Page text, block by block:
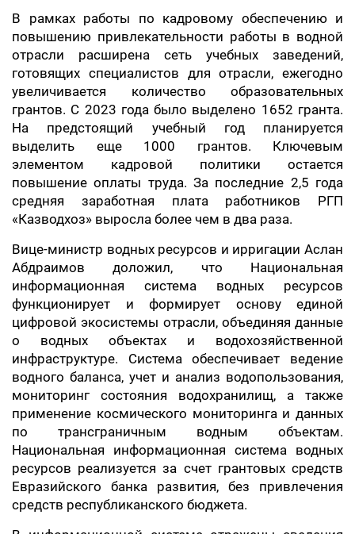
В рамках работы по кадровому обеспечению и
повышению привлекательности работы в водной
отрасли расширена сеть учебных заведений,
готовящих специалистов для отрасли, ежегодно
увеличивается количество образовательных
грантов. С 2023 года было выделено 1652 гранта.
На предстоящий учебный год планируется
выделить еще 1000 грантов. Ключевым
элементом кадровой политики остается
повышение оплаты труда. За последние 2,5 года
средняя заработная плата работников РГП
«Казводхоз» выросла более чем в два раза.
Вице-министр водных ресурсов и ирригации Аслан
Абдраимов доложил, что Национальная
информационная система водных ресурсов
функционирует и формирует основу единой
цифровой экосистемы отрасли, объединяя данные
о водных объектах и водохозяйственной
инфраструктуре. Система обеспечивает ведение
водного баланса, учет и анализ водопользования,
мониторинг состояния водохранилищ, а также
применение космического мониторинга и данных
по трансграничным водным объектам.
Национальная информационная система водных
ресурсов реализуется за счет грантовых средств
Евразийского банка развития, без привлечения
средств республиканского бюджета.